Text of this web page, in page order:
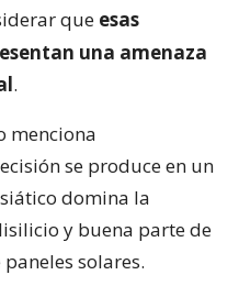
que esas
una amenaza
.
menciona
se produce en un
domina la
y buena parte de
solares.